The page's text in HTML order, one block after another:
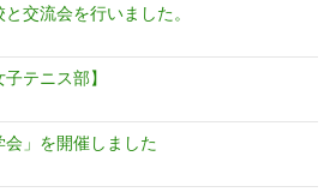
交流会を行いました。
テニス部】
会」を開催しました